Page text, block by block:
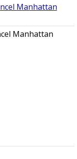
Manhattan